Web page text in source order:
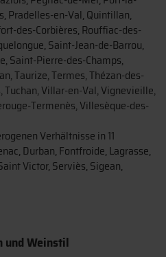
Pradelles-en-Val, Quintillan,
des-Corbières, Rouffiac-des-
Saint-Jean-de-Barrou,
Saint-Pierre-des-Champs,
Taurize, Termes, Thézan-des-
Tuchan, Villar-en-Val, Vignevieille,
Termenès, Villesèque-des-
Verhältnisse in 11
Durban, Fontfroide, Lagrasse,
Victor, Serviès, Sigean,
und Weinstil